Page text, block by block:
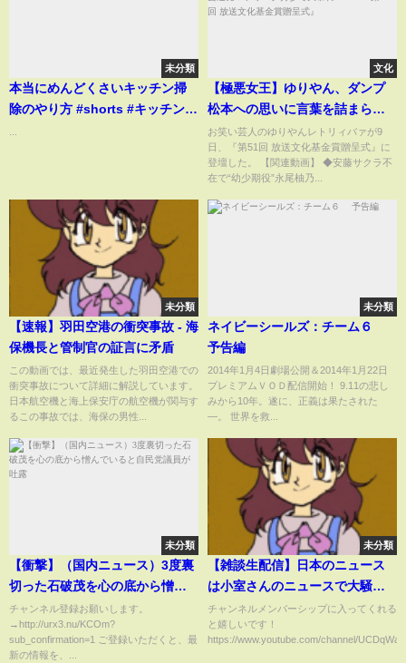
未分類
本当にめんどくさいキッチン掃
除のやり方 #shorts #キッチン清
文化
【極悪女王】ゆりやん、ダンプ
松本への思いに言葉を詰まらせ
る 真面目な授賞式で顔芸連発
＆フォーク持参で大暴れ！？
『第51回 放送文化基金賞贈呈
お笑い芸人のゆりやんレトリィバァが9
日、『第51回 放送文化基金賞贈呈式』に
登壇した。 【関連動画】 ◆安藤サクラ不
在で“幼少期役”永尾柚乃...
未分類
【速報】羽田空港の衝突事故 - 海
保機長と管制官の証言に矛盾
この動画では、最近発生した羽田空港での
衝突事故について詳細に解説しています。
日本航空機と海上保安庁の航空機が関与す
るこの事故では、海保の男性...
未分類
ネイビーシールズ：チーム６
予告編
2014年1月4日劇場公開＆2014年1月22日
プレミアムＶＯＤ配信開始！ 9.11の悲し
みから10年。遂に、正義は果たされた
―。 世界を救...
未分類
【衝撃】（国内ニュース）3度裏
切った石破茂を心の底から憎ん
でいると自民党議員が吐露
チャンネル登録お願いします。
→http://urx3.nu/KCOm?
sub_confirmation=1 ご登録いただくと、最
新の情報を、...
未分類
【雑談生配信】日本のニュース
は小室さんのニュースで大騒
ぎ、なぜ？
チャンネルメンバーシップに入ってくれる
と嬉しいです！
https://www.youtube.com/channel/